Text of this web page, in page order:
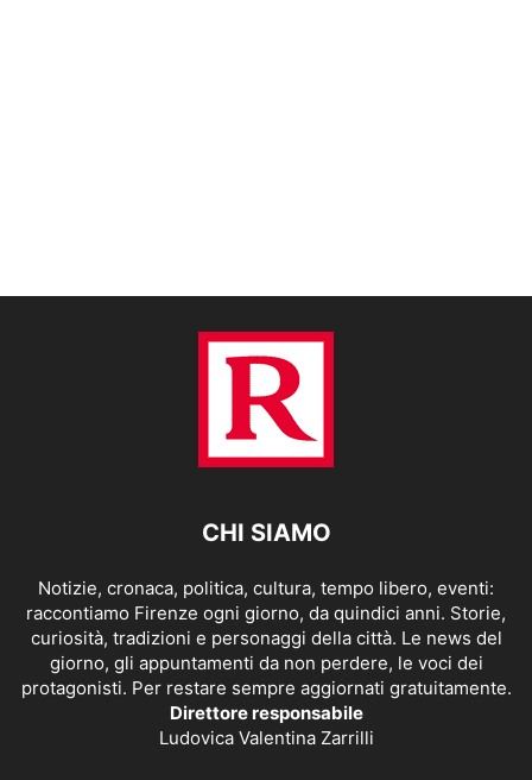
CHI SIAMO
Notizie, cronaca, politica, cultura, tempo libero, eventi:
raccontiamo Firenze ogni giorno, da quindici anni. Storie,
curiosità, tradizioni e personaggi della città. Le news del
giorno, gli appuntamenti da non perdere, le voci dei
protagonisti. Per restare sempre aggiornati gratuitamente.
Direttore responsabile
Ludovica Valentina Zarrilli